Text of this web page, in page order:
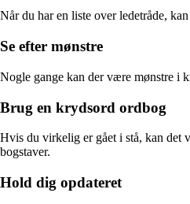
Når du har en liste over ledetråde,
Se efter mønstre
Nogle gange kan der være mønstre i
Brug en krydsord ordbog
Hvis du virkelig er gået i stå, kan det
bogstaver.
Hold dig opdateret